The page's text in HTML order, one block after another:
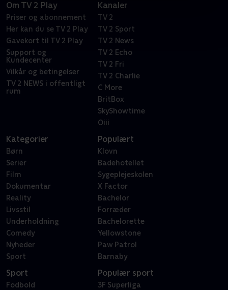
Om TV 2 Play
Priser og abonnement
Her kan du se TV 2 Play
Gavekort til TV 2 Play
Support og
Kundecenter
Vilkår og betingelser
TV 2 NEWS i offentligt
rum
Kanaler
TV 2
TV 2 Sport
TV 2 News
TV 2 Echo
TV 2 Fri
TV 2 Charlie
C More
BritBox
SkyShowtime
Oiii
Kategorier
Børn
Serier
Film
Dokumentar
Reality
Livsstil
Underholdning
Comedy
Nyheder
Sport
Populært
Klovn
Badehotellet
Sygeplejeskolen
X Factor
Bachelor
Forræder
Bachelorette
Yellowstone
Paw Patrol
Barnaby
Sport
Fodbold
Populær sport
3F Superliga